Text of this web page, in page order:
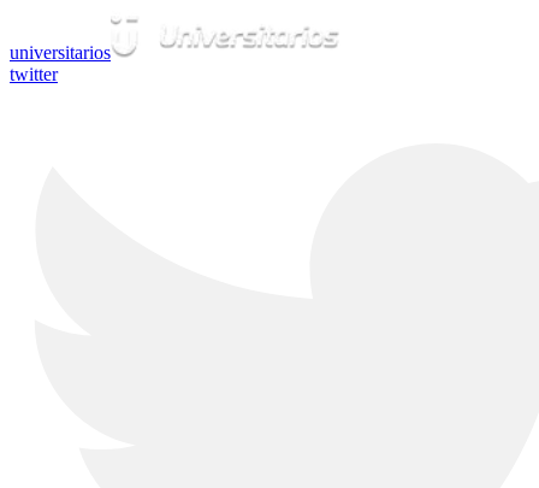
universitarios
twitter